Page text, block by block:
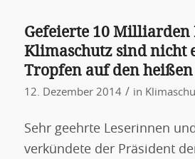
Gefeierte 10
Klimaschutz sind nicht
Tropfen auf den heißen
12. Dezember 2014 / in
Sehr geehrte Leserinnen
verkündete der Präsident